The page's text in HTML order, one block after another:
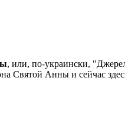
, или, по-украински,
Святой Анны и сейчас